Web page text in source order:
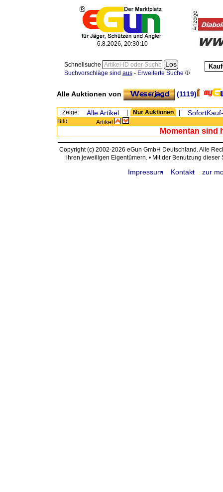
6.8.2026, 20:30:10
Schnellsuche
Suchvorschläge sind aus- Erweiterte Suche
Alle Auktionen von (1119)
Zeige: Alle Artikel Nur Auktionen
Bild Artikel
Momentan sind
Copyright (c) 2002-2026 eGun GmbH Deutschland. Alle
ihren jeweiligen Eigentümern. • Mit der Benutzung
Impressum Kontakt zur